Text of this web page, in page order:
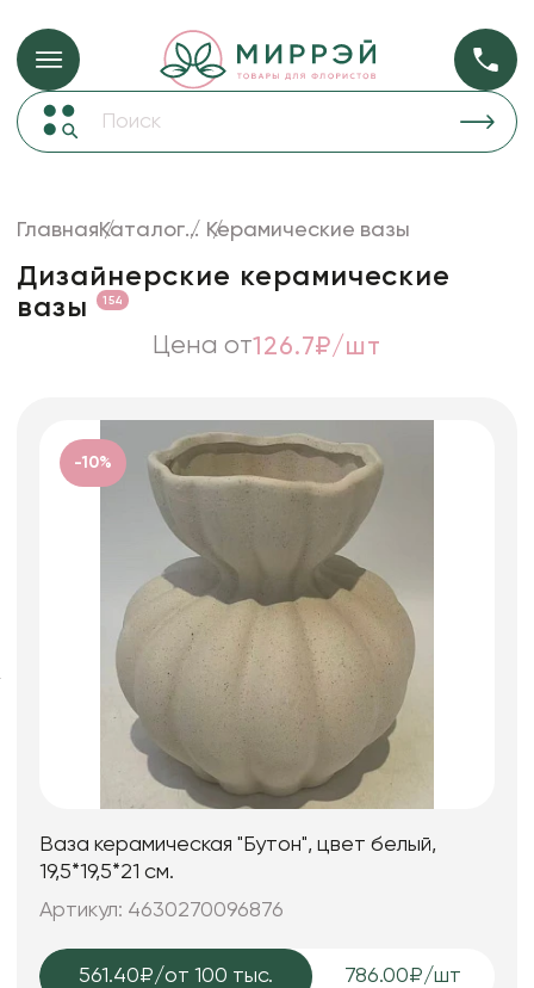
Упаковка для цветов и подарков Упаковка для
Пленка
Декор для дома
Пакеты для цветов и подарков
Изделия из металла
Искусственные цветы и растения
Декоративные вазы, кашпо
Игрушки мягкие
ГлавнаяКаталог... Керамические вазы
Дизайнерские керамические
вазы 154
Цена от126.7₽/шт
-10%
Ваза керамическая "Бутон", цвет белый,
19,5*19,5*21 см.
Артикул: 4630270096876
561.40₽/от 100 тыс. 786.00₽/шт